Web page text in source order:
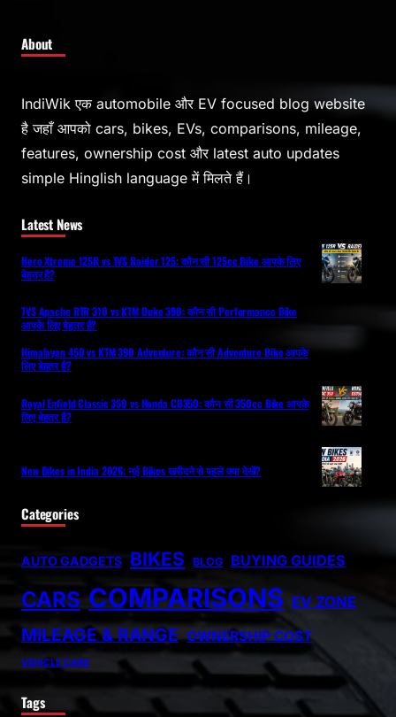
About
IndiWik एक automobile और EV focused blog website
है जहाँ आपको cars, bikes, EVs, comparisons, mileage,
features, ownership cost और latest auto updates
simple Hinglish language में मिलते हैं।
Latest News
Hero Xtreme 125R vs TVS Raider 125: कौन सी 125cc Bike आपके लिए
बेहतर है?
TVS Apache RTR 310 vs KTM Duke 390: कौन सी Performance Bike
आपके लिए बेहतर है?
Himalayan 450 vs KTM 390 Adventure: कौन सी Adventure Bike आपके
लिए बेहतर है?
Royal Enfield Classic 350 vs Honda CB350: कौन सी 350cc Bike आपके
लिए बेहतर है?
New Bikes in India 2026: नई Bikes खरीदने से पहले क्या देखें?
Categories
AUTO GADGETS BIKES BLOG BUYING GUIDES
CARS COMPARISONS EV ZONE
MILEAGE & RANGE OWNERSHIP COST
VEHICLE CARE
Tags